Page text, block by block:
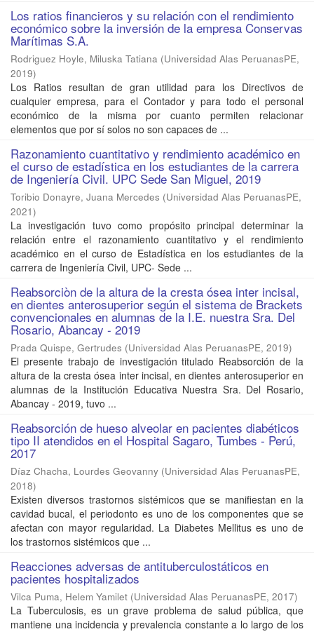
Los ratios financieros y su relación con el rendimiento
económico sobre la inversión de la empresa Conservas
Marítimas S.A.
Rodriguez Hoyle, Miluska Tatiana (Universidad Alas PeruanasPE,
2019)
Los Ratios resultan de gran utilidad para los Directivos de
cualquier empresa, para el Contador y para todo el personal
económico de la misma por cuanto permiten relacionar
elementos que por sí solos no son capaces de ...
Razonamiento cuantitativo y rendimiento académico en
el curso de estadística en los estudiantes de la carrera
de Ingeniería Civil. UPC Sede San Miguel, 2019
Toribio Donayre, Juana Mercedes (Universidad Alas PeruanasPE,
2021)
La investigación tuvo como propósito principal determinar la
relación entre el razonamiento cuantitativo y el rendimiento
académico en el curso de Estadística en los estudiantes de la
carrera de Ingeniería Civil, UPC- Sede ...
Reabsorciòn de la altura de la cresta ósea inter incisal,
en dientes anterosuperior según el sistema de Brackets
convencionales en alumnas de la I.E. nuestra Sra. Del
Rosario, Abancay - 2019
Prada Quispe, Gertrudes (Universidad Alas PeruanasPE, 2019)
El presente trabajo de investigación titulado Reabsorción de la
altura de la cresta ósea inter incisal, en dientes anterosuperior en
alumnas de la Institución Educativa Nuestra Sra. Del Rosario,
Abancay - 2019, tuvo ...
Reabsorción de hueso alveolar en pacientes diabéticos
tipo II atendidos en el Hospital Sagaro, Tumbes - Perú,
2017
Díaz Chacha, Lourdes Geovanny (Universidad Alas PeruanasPE,
2018)
Existen diversos trastornos sistémicos que se manifiestan en la
cavidad bucal, el periodonto es uno de los componentes que se
afectan con mayor regularidad. La Diabetes Mellitus es uno de
los trastornos sistémicos que ...
Reacciones adversas de antituberculostáticos en
pacientes hospitalizados
Vilca Puma, Helem Yamilet (Universidad Alas PeruanasPE, 2017)
La Tuberculosis, es un grave problema de salud pública, que
mantiene una incidencia y prevalencia constante a lo largo de los